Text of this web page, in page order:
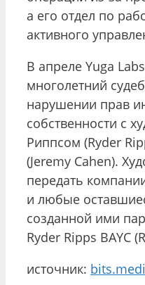
а его отдел по
активного
В апреле Yuga Labs
многолетний
нарушении прав
собственности с
Риппсом (Ryder
(Jeremy Cahen).
передать
и любые
созданной ими
Ryder Ripps BAYC
источник: